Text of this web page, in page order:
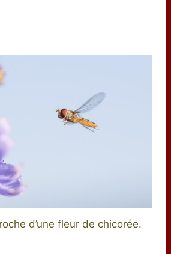
d’une fleur de chicorée.